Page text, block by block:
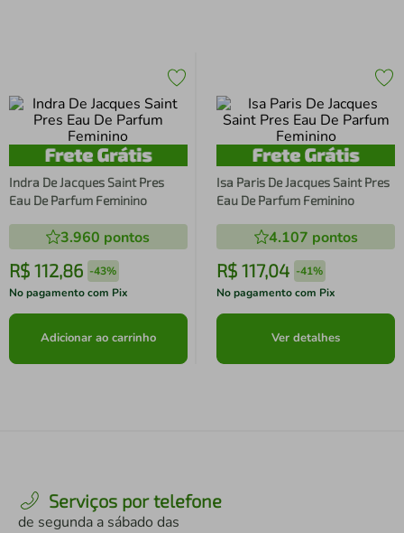
Indra De Jacques Saint Pres
Eau De Parfum Feminino
3.960 pontos
R$ 112,86 -43%
No pagamento com Pix
Adicionar ao carrinho
Isa Paris De Jacques Saint Pres
Eau De Parfum Feminino
4.107 pontos
R$ 117,04 -41%
No pagamento com Pix
Ver detalhes
Serviços por telefone
de segunda a sábado das